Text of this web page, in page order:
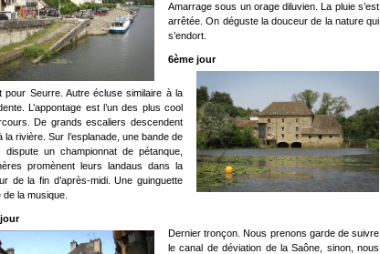
Amarrage sous un orage diluvien. La pluie s’est
arrêtée. On déguste la douceur de la nature qui
s’endort.
6ème jour
pour Seurre. Autre écluse similaire à la
L’appontage est l’un des plus cool
De grands escaliers descendent
la rivière. Sur l’esplanade, une bande de
dispute un championnat de pétanque,
promènent leurs landaus dans la
de la fin d’après-midi. Une guinguette
de la musique.
Dernier tronçon. Nous prenons garde de suivre
le canal de déviation de la Saône, sinon, nous